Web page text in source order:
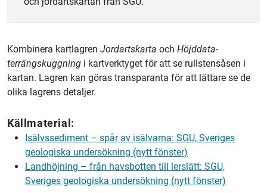
Kombinera kartlagren Jordartskarta och Höjddata-
terrängskuggning i kartverktyget för att se rullstensåsen i
kartan. Lagren kan göras transparanta för att lättare se de
olika lagrens detaljer.
Källmaterial:
Isälvssediment – spår av isälvarna: SGU, Sveriges
geologiska undersökning (nytt fönster)
Landhöjning – från havsbotten till lerslätt: SGU,
Sveriges geologiska undersökning (nytt fönster)